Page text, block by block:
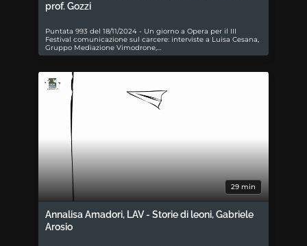
prof. Gozzi
Puntata 993 del 18/11/2024 - Un giorno a Opera per il III
Festival comunicazione sul carcere: interviste a Luisa Cesana,
Gruppo Mediazione Vimodrone,…
29 min
Annalisa Amadori, LAV - Storie di leoni, Gabriele
Arosio